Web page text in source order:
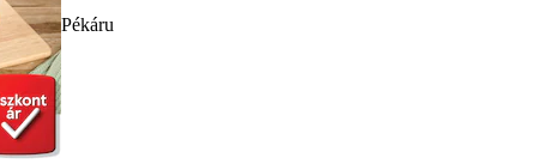
Pékáru